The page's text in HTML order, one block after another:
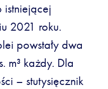
istniejącej
2021 roku.
powstały dwa
m³ każdy. Dla
– stutysięcznik